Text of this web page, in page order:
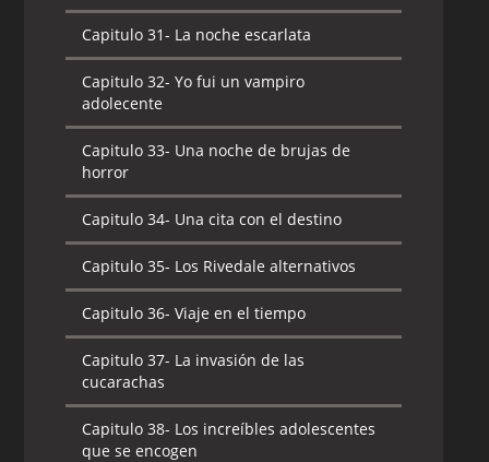
Capitulo 31- La noche escarlata
Capitulo 32- Yo fui un vampiro
adolecente
Capitulo 33- Una noche de brujas de
horror
Capitulo 34- Una cita con el destino
Capitulo 35- Los Rivedale alternativos
Capitulo 36- Viaje en el tiempo
Capitulo 37- La invasión de las
cucarachas
Capitulo 38- Los increíbles adolescentes
que se encogen